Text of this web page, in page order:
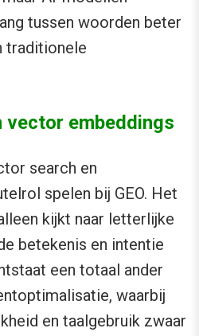
tussen woorden beter
traditionele
vector embeddings
search en
spelen bij GEO. Het
kijkt naar letterlijke
betekenis en intentie
een totaal ander
waarbij
en taalgebruik zwaar